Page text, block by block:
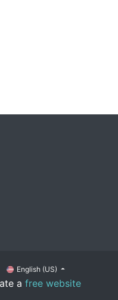
English (US)
a free website